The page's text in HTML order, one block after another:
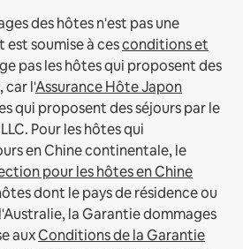
des hôtes n'est pas une
est soumise à cesconditions et
pas les hôtes qui proposent des
car l'Assurance Hôte Japon
qui proposent des séjours par le
Pour les hôtes qui
en Chine continentale, le
pour les hôtes en Chine
dont le pays de résidence ou
la Garantie dommages
auxConditions de la Garantie